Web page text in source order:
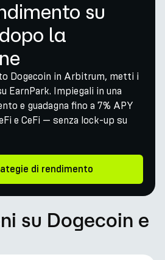
su
la
Dogecoin in Arbitrum, metti i
EarnPark. Impiegali in una
e guadagna fino a 7% APY
e CeFi — senza lock-up su
di rendimento
su Dogecoin e